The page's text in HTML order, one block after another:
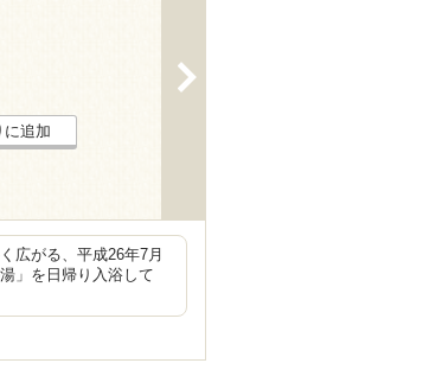
に追加
広がる、平成26年7月
」を日帰り入浴して